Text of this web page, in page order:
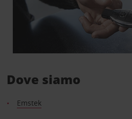
Dove siamo
Emstek